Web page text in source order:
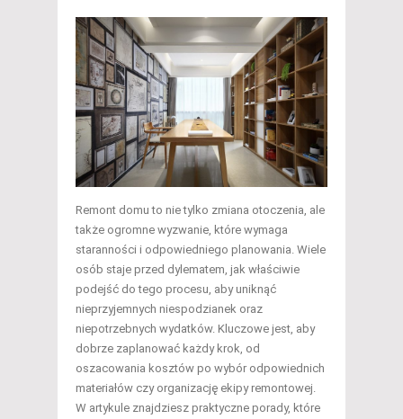
Remont domu to nie tylko zmiana otoczenia, ale
także ogromne wyzwanie, które wymaga
staranności i odpowiedniego planowania. Wiele
osób staje przed dylematem, jak właściwie
podejść do tego procesu, aby uniknąć
nieprzyjemnych niespodzianek oraz
niepotrzebnych wydatków. Kluczowe jest, aby
dobrze zaplanować każdy krok, od
oszacowania kosztów po wybór odpowiednich
materiałów czy organizację ekipy remontowej.
W artykule znajdziesz praktyczne porady, które